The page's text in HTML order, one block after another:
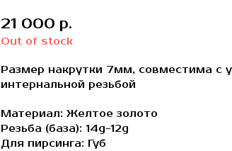
21 000 р.
Out of stock
Размер накрутки 7мм, совместима с
интернальной резьбой
Материал: Желтое золото
Резьба (база): 14g-12g
Для пирсинга: Губ